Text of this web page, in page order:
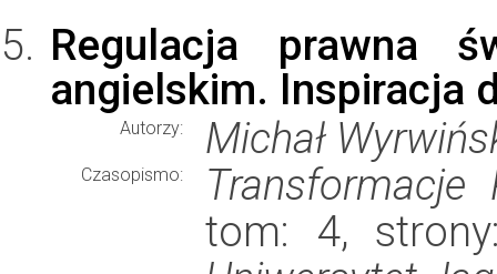
Regulacja prawna
angielskim. Inspiracja
Autorzy: Michał
Czasopismo:
Transformacje
tom: 4,